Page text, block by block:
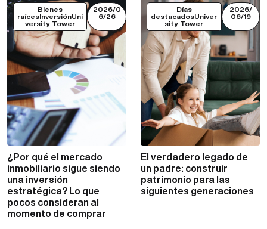
Bienes
raícesInversiónUni
versity Tower
2026/0
6/26
VER MÁS
¿Por qué el mercado
inmobiliario sigue siendo
una inversión
estratégica? Lo que
pocos consideran al
momento de comprar
Días
destacadosUniver
sity Tower
2026/
06/19
VER MÁS
El verdadero legado de
un padre: construir
patrimonio para las
siguientes generaciones